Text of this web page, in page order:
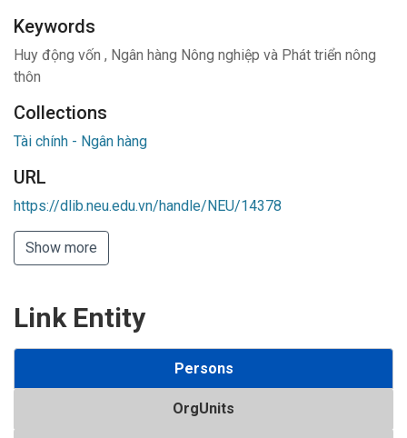
Keywords
Huy động vốn , Ngân hàng Nông nghiệp và Phát triển nông
thôn
Collections
Tài chính - Ngân hàng
URL
https://dlib.neu.edu.vn/handle/NEU/14378
Show more
Link Entity
Persons
OrgUnits